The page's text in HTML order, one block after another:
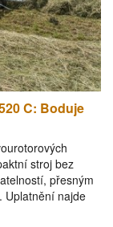
C: Boduje
stroj bez
přesným
Uplatnění najde